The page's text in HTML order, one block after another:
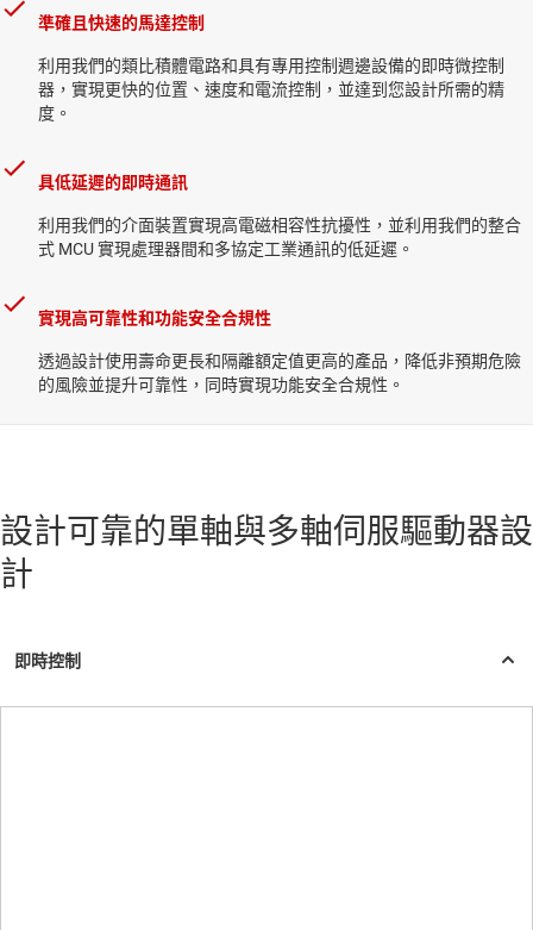
準確且快速的馬達控制
利用我們的類比積體電路和具有專用控制週邊設備的即時微控制
器，實現更快的位置、速度和電流控制，並達到您設計所需的精
度。
具低延遲的即時通訊
利用我們的介面裝置實現高電磁相容性抗擾性，並利用我們的整合
式 MCU 實現處理器間和多協定工業通訊的低延遲。
實現高可靠性和功能安全合規性
透過設計使用壽命更長和隔離額定值更高的產品，降低非預期危險
的風險並提升可靠性，同時實現功能安全合規性。
設計可靠的單軸與多軸伺服驅動器設
計